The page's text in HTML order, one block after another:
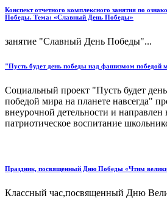
Конспект отчетного комплексного занятия по
Победы. Тема: «Славный День Победы»
занятие "Славный День Победы"...
"Пусть будет день победы над фашизмом победой
Социальный проект "Пусть будет
победой мира на планете навсегда"
внеурочной детельности и направлен
патриотическое воспитание
Праздник, посвященный Дню Победы «Чтим
Классный час,посвященный Дню